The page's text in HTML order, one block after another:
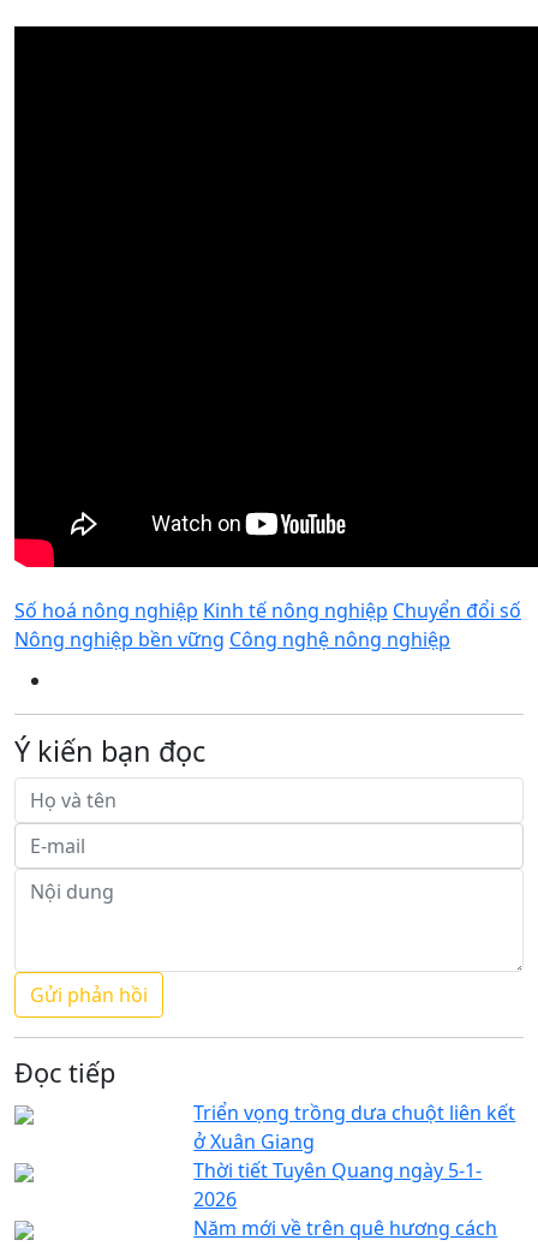
Số hoá nông nghiệp Kinh tế nông nghiệp Chuyển đổi số
Nông nghiệp bền vững Công nghệ nông nghiệp
Ý kiến bạn đọc
Đọc tiếp
Triển vọng trồng dưa chuột liên kết
ở Xuân Giang
Thời tiết Tuyên Quang ngày 5-1-
2026
Năm mới về trên quê hương cách